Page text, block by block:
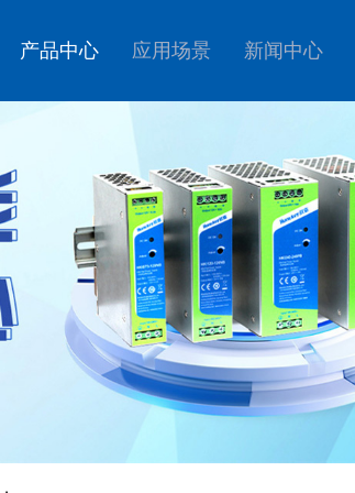
产品中心 应用场景 新闻中心